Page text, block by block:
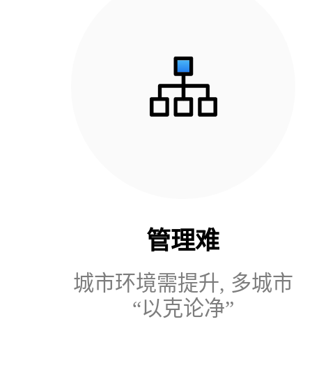
管理难
城市环境需提升, 多城市
“以克论净”